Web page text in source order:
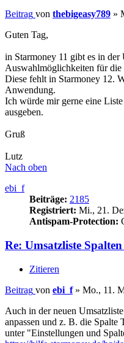
Beitrag von thebigeasy789 »
Guten Tag,
in Starmoney 11 gibt es in der
Auswahlmöglichkeiten für die
Diese fehlt in Starmoney 12.
Anwendung.
Ich würde mir gerne eine
ausgeben.
Gruß
Lutz
Nach oben
ebi_f
Beiträge: 2185
Registriert: Mi., 21.
Antispam-Protection:
Re: Umsatzliste
Zitieren
Beitrag von ebi_f» Mo., 11.
Auch in der neuen
anpassen und z. B. die Spalte
unter "Einstellungen und